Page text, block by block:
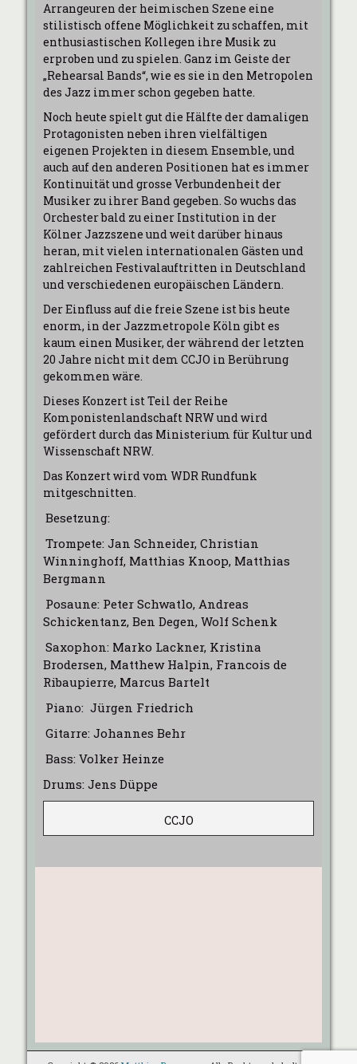
Arrangeuren der heimischen Szene eine
stilistisch offene Möglichkeit zu schaffen, mit
enthusiastischen Kollegen ihre Musik zu
erproben und zu spielen. Ganz im Geiste der
„Rehearsal Bands“, wie es sie in den Metropolen
des Jazz immer schon gegeben hatte.
Noch heute spielt gut die Hälfte der damaligen
Protagonisten neben ihren vielfältigen
eigenen Projekten in diesem Ensemble, und
auch auf den anderen Positionen hat es immer
Kontinuität und grosse Verbundenheit der
Musiker zu ihrer Band gegeben. So wuchs das
Orchester bald zu einer Institution in der
Kölner Jazzszene und weit darüber hinaus
heran, mit vielen internationalen Gästen und
zahlreichen Festivalauftritten in Deutschland
und verschiedenen europäischen Ländern.
Der Einfluss auf die freie Szene ist bis heute
enorm, in der Jazzmetropole Köln gibt es
kaum einen Musiker, der während der letzten
20 Jahre nicht mit dem CCJO in Berührung
gekommen wäre.
Dieses Konzert ist Teil der Reihe
Komponistenlandschaft NRW und wird
gefördert durch das Ministerium für Kultur und
Wissenschaft NRW.
Das Konzert wird vom WDR Rundfunk
mitgeschnitten.
Besetzung:
Trompete: Jan Schneider, Christian
Winninghoff, Matthias Knoop, Matthias
Bergmann
Posaune: Peter Schwatlo, Andreas
Schickentanz, Ben Degen, Wolf Schenk
Saxophon: Marko Lackner, Kristina
Brodersen, Matthew Halpin, Francois de
Ribaupierre, Marcus Bartelt
Piano: Jürgen Friedrich
Gitarre: Johannes Behr
Bass: Volker Heinze
Drums: Jens Düppe
CCJO